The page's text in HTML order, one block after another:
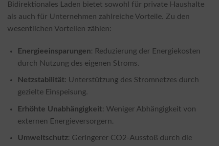
Bidirektionales Laden bietet sowohl für private Haushalte
als auch für Unternehmen zahlreiche Vorteile. Zu den
wesentlichen Vorteilen zählen:
Energieeinsparungen: Reduzierung der Energiekosten
durch Nutzung des eigenen Stroms.
Netzstabilität: Unterstützung des Stromnetzes durch
gezielte Einspeisung.
Erhöhte Unabhängigkeit: Weniger Abhängigkeit von
externen Energieversorgern.
Umweltschutz: Geringerer CO2-Ausstoß durch die